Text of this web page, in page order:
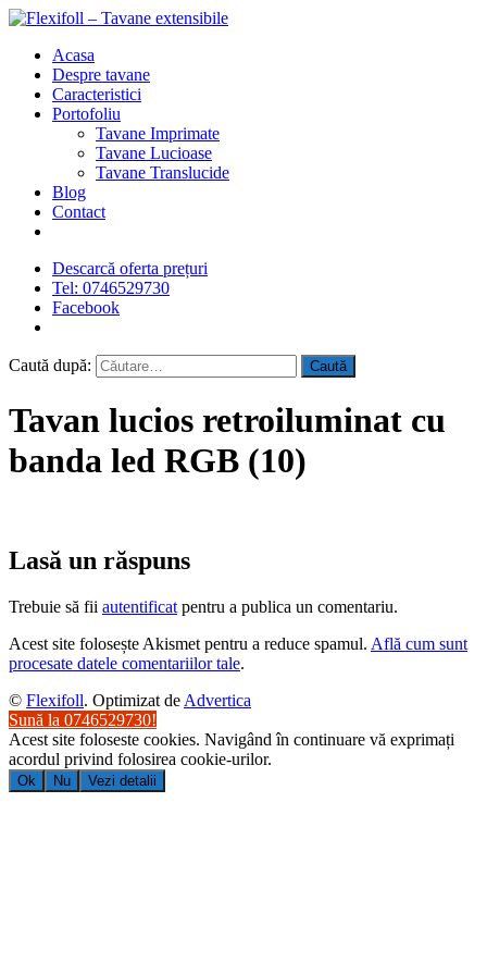
Acasa
Despre tavane
Caracteristici
Portofoliu
Tavane Imprimate
Tavane Lucioase
Tavane Translucide
Blog
Contact
Descarcă oferta prețuri
Tel: 0746529730
Facebook
Caută după:
Tavan lucios retroiluminat cu
banda led RGB (10)
Lasă un răspuns
Trebuie să fii autentificat pentru a publica un comentariu.
Acest site folosește Akismet pentru a reduce spamul. Află cum sunt
procesate datele comentariilor tale.
© Flexifoll. Optimizat de Advertica
Sună la 0746529730!
Acest site foloseste cookies. Navigând în continuare vă exprimați
acordul privind folosirea cookie-urilor.
Ok Nu Vezi detalii